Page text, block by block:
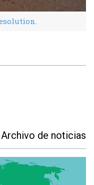
Archivo de noticias